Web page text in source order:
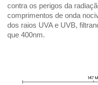
contra os perigos da
comprimentos de onda
dos raios UVA e UVB,
que 400nm.